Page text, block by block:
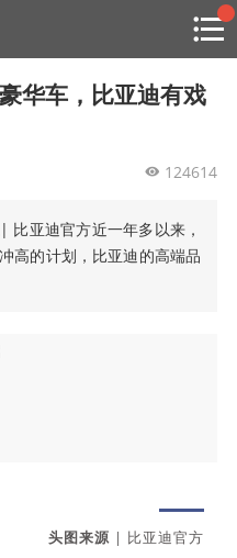
华车，比亚迪有戏
124614
亚迪官方近一年多以来，
高的计划，比亚迪的高端品
头图来源 | 比亚迪官方
贸金说图
专家投稿
金招聘
平台）